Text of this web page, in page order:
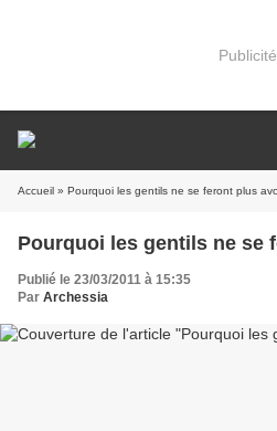
Publicité
Accueil » Pourquoi les gentils ne se feront plus
Pourquoi les gentils ne se
Publié le 23/03/2011 à 15:35
Par Archessia